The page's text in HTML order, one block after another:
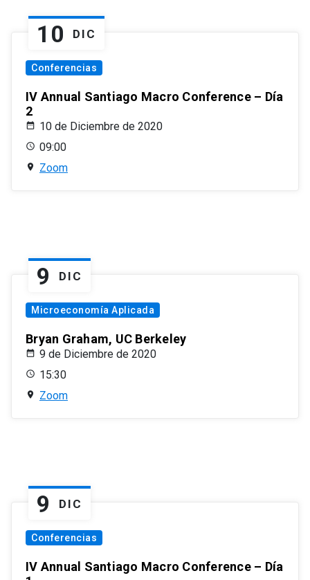
10 DIC
Conferencias
IV Annual Santiago Macro Conference – Día
2
10 de Diciembre de 2020
09:00
Zoom
9 DIC
Microeconomía Aplicada
Bryan Graham, UC Berkeley
9 de Diciembre de 2020
15:30
Zoom
9 DIC
Conferencias
IV Annual Santiago Macro Conference – Día